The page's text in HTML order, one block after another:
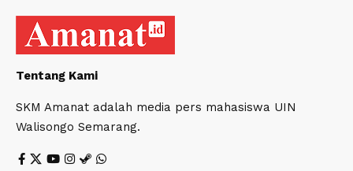
Tentang Kami
SKM Amanat adalah media pers mahasiswa UIN
Walisongo Semarang.